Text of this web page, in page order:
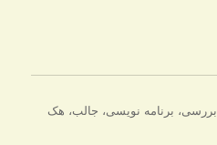
برچسب‌ها
بررسی، برنامه نویسی، جالب، هک